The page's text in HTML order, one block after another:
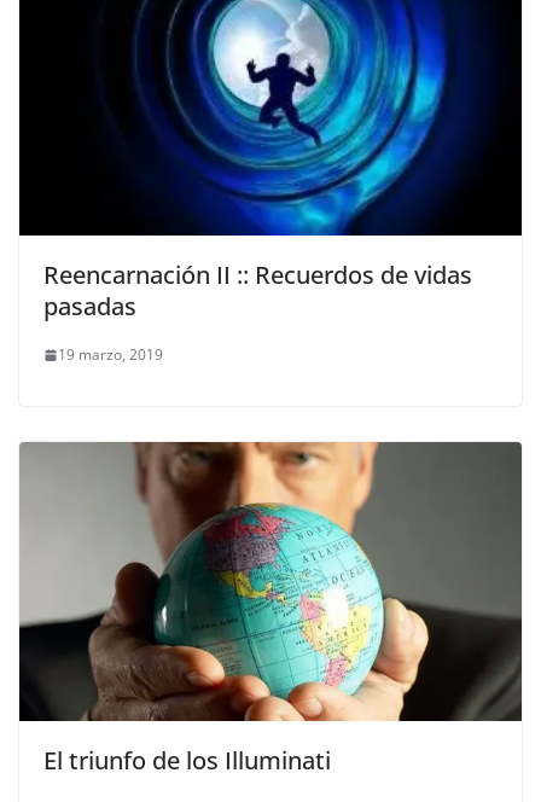
Reencarnación II :: Recuerdos de vidas
pasadas
19 marzo, 2019
El triunfo de los Illuminati